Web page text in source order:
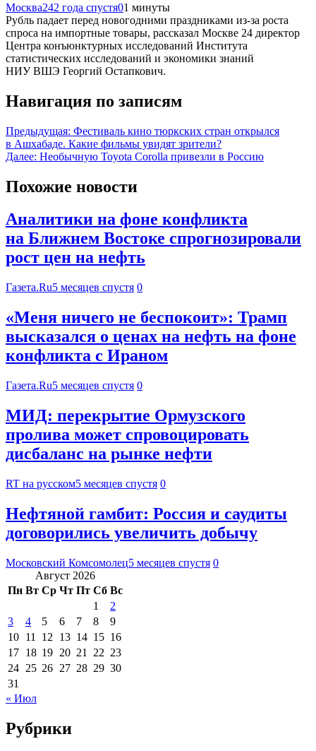
Москва242 года спустя01 минуты
Рубль падает перед новогодними праздниками из-за роста
спроса на импортные товары, рассказал Москве 24 директор
Центра конъюнктурных исследований Института
статистических исследований и экономики знаний
НИУ ВШЭ Георгий Остапкович.
Навигация по записям
Предыдущая: Фестиваль кино тюркских стран открылся
в Ашхабаде. Какие фильмы увидят зрители?
Далее: Необычную Toyota Corolla привезли в Россию
Похожие новости
Аналитики на фоне конфликта
на Ближнем Востоке спрогнозировали
рост цен на нефть
Газета.Ru5 месяцев спустя 0
«Меня ничего не беспокоит»: Трамп
высказался о ценах на нефть на фоне
конфликта с Ираном
Газета.Ru5 месяцев спустя 0
МИД: перекрытие Ормузского
пролива может спровоцировать
дисбаланс на рынке нефти
RT на русском5 месяцев спустя 0
Нефтяной гамбит: Россия и саудиты
договорились увеличить добычу
Московский Комсомолец5 месяцев спустя 0
Август 2026
Пн Вт Ср Чт Пт Сб Вс
1
2
3
4 5 6 7 8
9
10 11 12 13 14 15 16
17 18 19 20 21 22 23
24 25 26 27 28 29 30
31
« Июл
Рубрики